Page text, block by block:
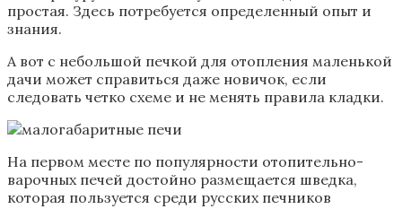
простая. Здесь потребуется определенный опыт и
знания.
А вот с небольшой печкой для отопления маленькой
дачи может справиться даже новичок, если
следовать четко схеме и не менять правила кладки.
На первом месте по популярности отопительно-
варочных печей достойно размещается шведка,
которая пользуется среди русских печников